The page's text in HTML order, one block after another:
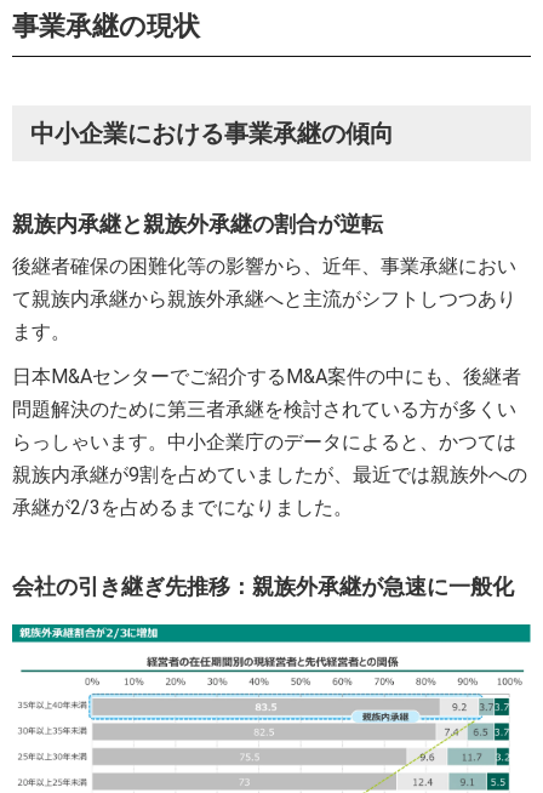
事業承継の現状
中小企業における事業承継の傾向
親族内承継と親族外承継の割合が逆転
後継者確保の困難化等の影響から、近年、事業承継におい
て親族内承継から親族外承継へと主流がシフトしつつあり
ます。
日本M&Aセンターでご紹介するM&A案件の中にも、後継者
問題解決のために第三者承継を検討されている方が多くい
らっしゃいます。中小企業庁のデータによると、かつては
親族内承継が9割を占めていましたが、最近では親族外への
承継が2/3を占めるまでになりました。
会社の引き継ぎ先推移：親族外承継が急速に一般化